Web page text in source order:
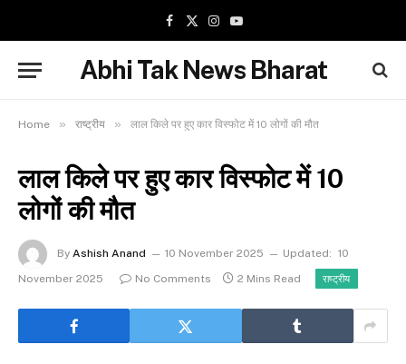
Facebook
X
Instagram
YouTube
Abhi Tak News Bharat
Home » राष्ट्रीय » लाल किले पर हुए कार विस्फोट में 10 लोगों की मौत
लाल किले पर हुए कार विस्फोट में 10
लोगों की मौत
By Ashish Anand 10 November 2025 Updated: 10
November 2025
No Comments 2 Mins Read राष्ट्रीय